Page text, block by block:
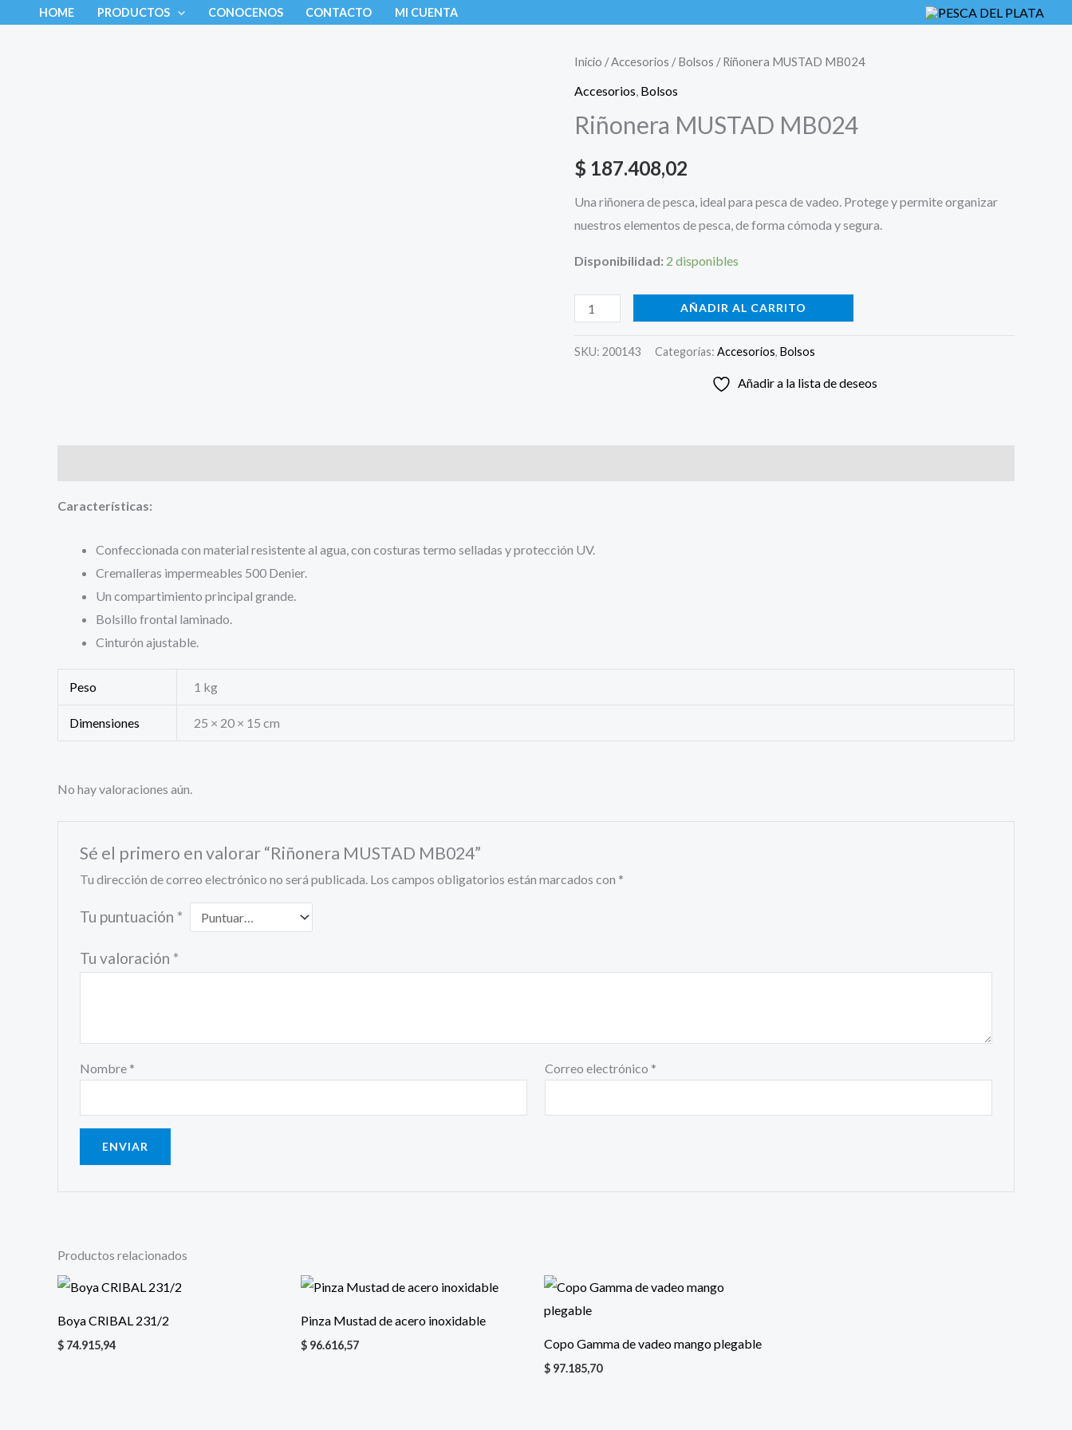
HOME PRODUCTOS CONOCENOS CONTACTO MI CUENTA
Inicio /Accesorios /Bolsos / Riñonera MUSTAD MB024
Accesorios Bolsos
Riñonera MUSTAD MB024
$ 187.408,02
Una riñonera de pesca, ideal para pesca de vadeo. Protege y permite organizar
nuestros elementos de pesca, de forma cómoda y segura.
Disponibilidad: 2 disponibles
Riñonera
MUSTAD
cantidad
AÑADIR AL CARRITO
SKU: 200143 Categorías: Accesorios, Bolsos
Añadir a la lista de deseos
Características:
Confeccionada con material resistente al agua, con costuras termo selladas y protección UV.
Cremalleras impermeables 500 Denier.
Un compartimiento principal grande.
Bolsillo frontal laminado.
Cinturón ajustable.
Peso 1 kg
Dimensiones 25 × 20 × 15 cm
No hay valoraciones aún.
Sé el primero en valorar “Riñonera MUSTAD MB024”
Tu dirección de correo electrónico no será publicada. Los campos obligatorios están marcados con *
Tu puntuación *
Tu valoración *
Nombre * Correo electrónico *
Productos relacionados
Boya CRIBAL 231/2
$ 74.915,94
Pinza Mustad de acero inoxidable
$ 96.616,57 Copo Gamma de vadeo mango plegable
$ 97.185,70